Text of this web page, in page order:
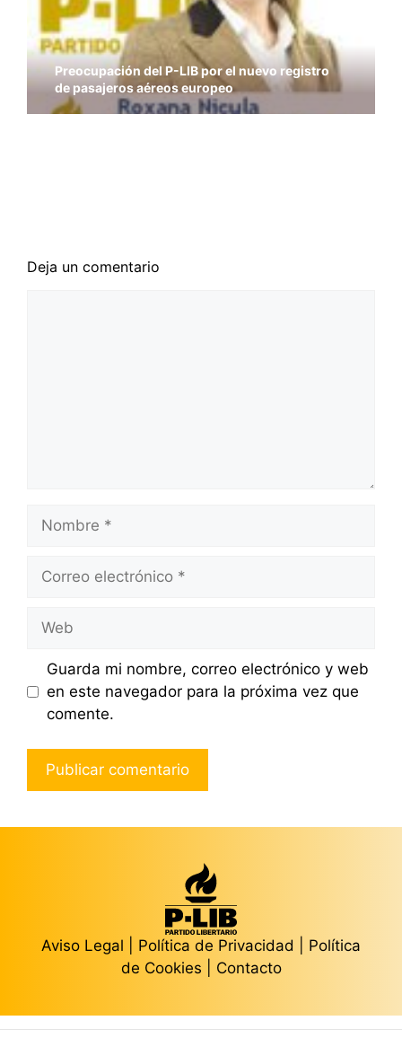
Preocupación del P-LIB por el nuevo registro
de pasajeros aéreos europeo
Grecia debe salir del euro y de la UE
Deja un comentario
Nombre
Correo
Web
Guarda mi nombre, correo electrónico y web
en este navegador para la próxima vez que
comente.
Aviso Legal Política de Privacidad
Política
de Cookies
Contacto